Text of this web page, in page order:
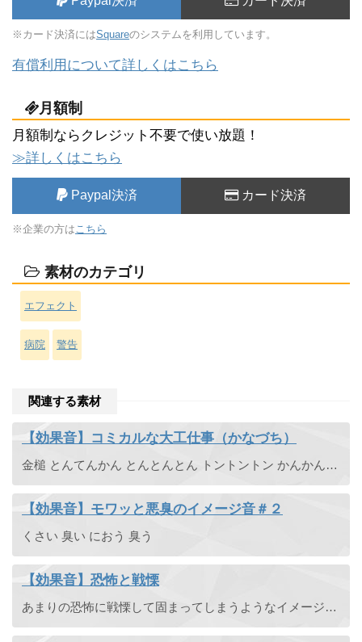
※カード決済にはSquareのシステムを利用しています。
有償利用について詳しくはこちら
月額制
月額制ならクレジット不要で使い放題！
≫詳しくはこちら
Paypal決済 カード決済
※企業の方は こちら
素材のカテゴリ
エフェクト
病院 警告
関連する素材
【効果音】コミカルな大工仕事（かなづち）
金槌 とんてんかん とんとんとん トントントン かんかんかん カンカンカン げんのう とんかち トンカチ かんこん カンコン ハンマー
【効果音】モワッと悪臭のイメージ音＃２
くさい 臭い におう 臭う
【効果音】恐怖と戦慄
あまりの恐怖に戦慄して固まってしまうようなイメージのエフェクト効果音です。幽霊や化物、怪物との遭遇など。